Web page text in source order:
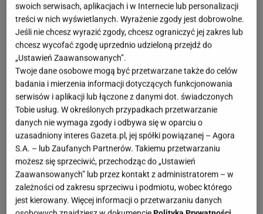
swoich serwisach, aplikacjach i w Internecie lub personalizacji
treści w nich wyświetlanych. Wyrażenie zgody jest dobrowolne.
Jeśli nie chcesz wyrazić zgody, chcesz ograniczyć jej zakres lub
chcesz wycofać zgodę uprzednio udzieloną przejdź do
„Ustawień Zaawansowanych”.
Twoje dane osobowe mogą być przetwarzane także do celów
badania i mierzenia informacji dotyczących funkcjonowania
serwisów i aplikacji lub łączone z danymi dot. świadczonych
Tobie usług. W określonych przypadkach przetwarzanie
danych nie wymaga zgody i odbywa się w oparciu o
uzasadniony interes Gazeta.pl, jej spółki powiązanej – Agora
S.A. – lub Zaufanych Partnerów. Takiemu przetwarzaniu
możesz się sprzeciwić, przechodząc do „Ustawień
Zaawansowanych” lub przez kontakt z administratorem – w
zależności od zakresu sprzeciwu i podmiotu, wobec którego
jest kierowany. Więcej informacji o przetwarzaniu danych